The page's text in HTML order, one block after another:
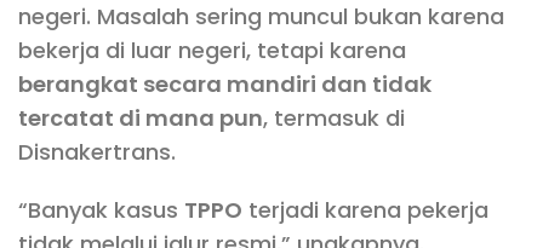
negeri. Masalah sering muncul bukan karena
bekerja di luar negeri, tetapi karena
berangkat secara mandiri dan tidak
tercatat di mana pun, termasuk di
Disnakertrans.
“Banyak kasus TPPO terjadi karena pekerja